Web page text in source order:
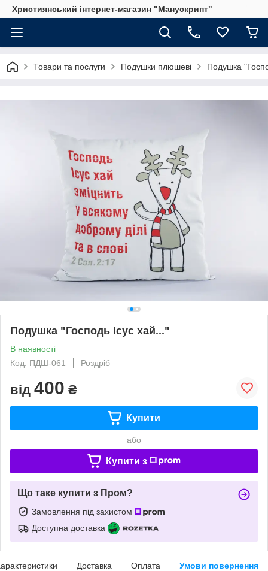
Християнський інтернет-магазин "Манускрипт"
Товари та послуги Подушки плюшеві Подушка
Подушка "Господь Ісус хай..."
В наявності
Код: ПДШ-061
Роздріб
від 400 ₴
Купити
або
Купити з
Що таке купити з Пром?
Замовлення під захистом
Доступна доставка
Доставка Оплата Умови повернення